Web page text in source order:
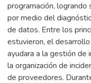
programación,
por medio del
de datos. Entre los
estuvieron, el
ayudara a la gestión de
la organización de
de proveedores.